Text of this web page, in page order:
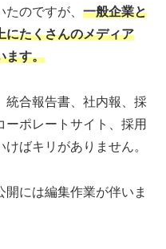
のですが、 一般企業と
にたくさんのメディア
ます。
統合報告書、社内報、採
ーポレートサイト、採用
ばキリがありません。
には編集作業が伴いま